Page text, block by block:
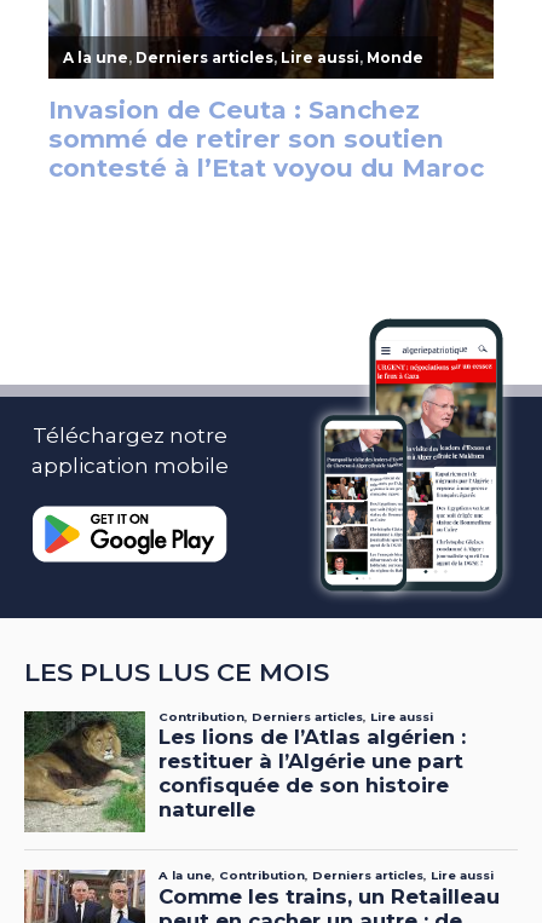
Téléchargez notre
application mobile
LES PLUS LUS CE MOIS